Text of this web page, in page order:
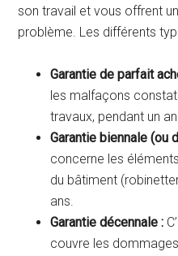
son travail et vous offrent
problème. Les différents
Garantie de parfait
les malfaçons
travaux, pendant un
Garantie biennale (ou
concerne les
du bâtiment
ans.
Garantie décennale :
couvre les